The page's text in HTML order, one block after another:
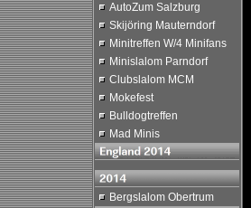
AutoZum Salzburg
Skijöring Mauterndorf
Minitreffen W/4 Minifans
Minislalom Parndorf
Clubslalom MCM
Mokefest
Bulldogtreffen
Mad Minis
Bergslalom Obertrum